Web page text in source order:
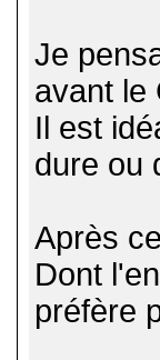
Je
avant le
Il est
dure ou
Après
Dont
préfère